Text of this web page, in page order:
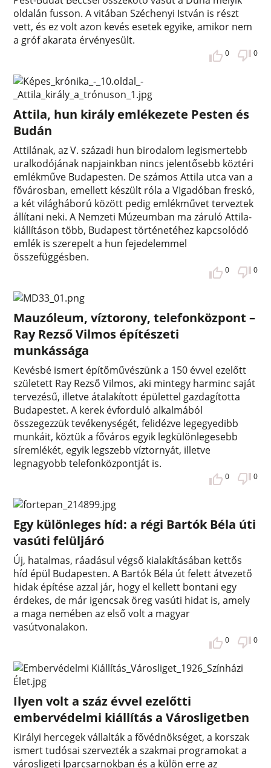
oldalán fusson. A vitában Széchenyi István is részt
vett, és ez volt azon kevés esetek egyike, amikor nem
a gróf akarata érvényesült.
0 0
Attila, hun király emlékezete Pesten és
Budán
Attilának, az V. századi hun birodalom legismertebb
uralkodójának napjainkban nincs jelentősebb köztéri
emlékműve Budapesten. De számos Attila utca van a
fővárosban, emellett készült róla a VIgadóban freskó,
a két világháború között pedig emlékművet terveztek
állítani neki. A Nemzeti Múzeumban ma záruló Attila-
kiállításon több, Budapest történetéhez kapcsolódó
emlék is szerepelt a hun fejedelemmel
összefüggésben.
0 0
Mauzóleum, víztorony, telefonközpont –
Ray Rezső Vilmos építészeti
munkássága
Kevésbé ismert építőművészünk a 150 évvel ezelőtt
született Ray Rezső Vilmos, aki mintegy harminc saját
tervezésű, illetve átalakított épülettel gazdagította
Budapestet. A kerek évforduló alkalmából
összegezzük tevékenységét, felidézve legegyedibb
munkáit, köztük a főváros egyik legkülönlegesebb
síremlékét, egyik legszebb víztornyát, illetve
legnagyobb telefonközpontját is.
0 0
Egy különleges híd: a régi Bartók Béla úti
vasúti felüljáró
Új, hatalmas, ráadásul végső kialakításában kettős
híd épül Budapesten. A Bartók Béla út felett átvezető
hidak építése azzal jár, hogy el kellett bontani egy
érdekes, de már igencsak öreg vasúti hidat is, amely
a maga nemében az első volt a magyar
vasútvonalakon.
0 0
Ilyen volt a száz évvel ezelőtti
embervédelmi kiállítás a Városligetben
Királyi hercegek vállalták a fővédnökséget, a korszak
ismert tudósai szervezték a szakmai programokat a
városligeti Iparcsarnokban és a külön erre az